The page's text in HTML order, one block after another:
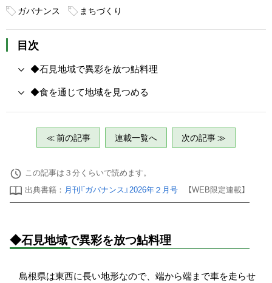
ガバナンス
まちづくり
目次
◆石見地域で異彩を放つ鮎料理
◆食を通じて地域を見つめる
≪ 前の記事 連載一覧へ 次の記事 ≫
この記事は３分くらいで読めます。
出典書籍： 月刊『ガバナンス』2026年２月号 【WEB限定連載】
◆石見地域で異彩を放つ鮎料理
島根県は東西に長い地形なので、端から端まで車を走らせ